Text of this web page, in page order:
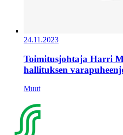
24.11.2023
Toimitusjohtaja Harri
hallituksen
Muut